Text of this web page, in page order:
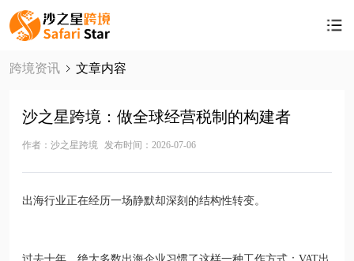
跨境资讯 文章内容
沙之星跨境：做全球经营税制的构建者
作者：沙之星跨境 发布时间：2026-07-06
出海行业正在经历一场静默却深刻的结构性转变。